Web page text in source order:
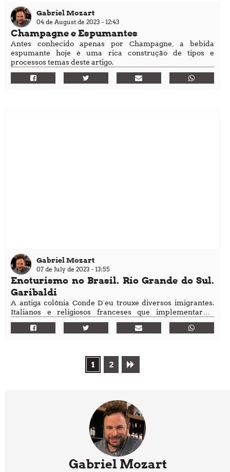
Gabriel Mozart
04 de August de 2023 - 12:43
Champagne e Espumantes
Antes conhecido apenas por Champagne, a bebida
espumante hoje é uma rica construção de tipos e
processos temas deste artigo.
Gabriel Mozart
07 de July de 2023 - 13:55
Enoturismo no Brasil. Rio Grande do Sul.
Garibaldi
A antiga colônia Conde D´eu trouxe diversos imigrantes.
Italianos e religiosos franceses que implementaram
técnicas européias cultivadas até hoje.
1 2
Gabriel Mozart